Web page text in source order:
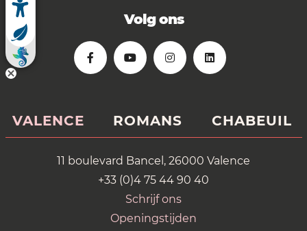
Volg ons
VALENCE ROMANS CHABEUIL
11 boulevard Bancel, 26000 Valence
+33 (0)4 75 44 90 40
Schrijf ons
Openingstijden